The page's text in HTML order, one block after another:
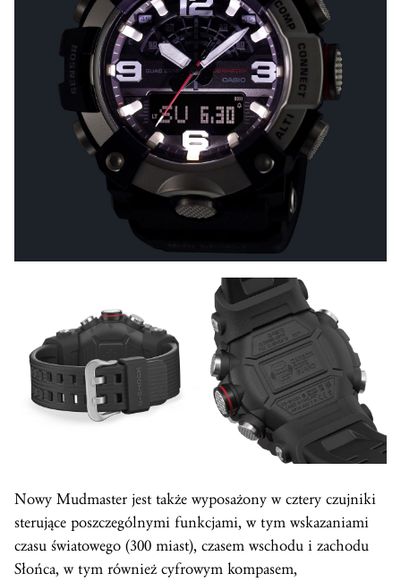
Nowy Mudmaster jest także wyposażony w cztery czujniki
sterujące poszczególnymi funkcjami, w tym wskazaniami
czasu światowego (300 miast), czasem wschodu i zachodu
Słońca, w tym również cyfrowym kompasem,